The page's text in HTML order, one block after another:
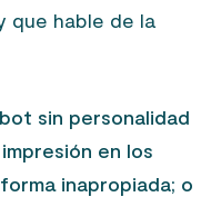
que hable de la
sin personalidad
en los
inapropiada; o